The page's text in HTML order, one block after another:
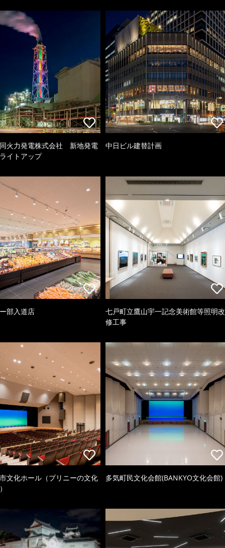
火力発電株式会社 新地発電
イトアップ
中日ビル建替計画
部入道店
七戸町立鷹山宇一記念美術館等照明改
修工事
文化ホール（プリニーの文化
多気町民文化会館(BANKYO文化会館)